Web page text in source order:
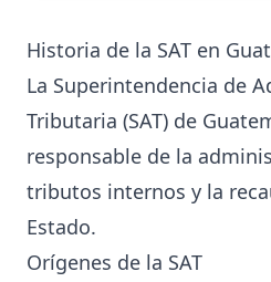
Historia de la SAT en
La Superintendencia de
Tributaria (SAT) de
responsable de la
tributos internos y la
Estado.
Orígenes de la SAT